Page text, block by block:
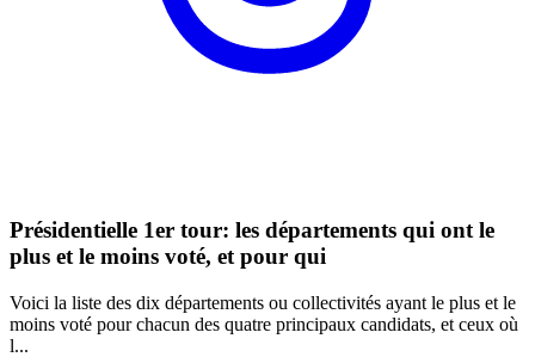
Présidentielle 1er tour: les départements qui ont le
plus et le moins voté, et pour qui
Voici la liste des dix départements ou collectivités ayant le plus et le
moins voté pour chacun des quatre principaux candidats, et ceux où
l...